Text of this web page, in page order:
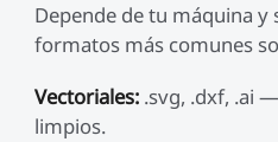
Depende de tu máquina
formatos más comunes
Vectoriales:.svg, .dxf, .ai
limpios.